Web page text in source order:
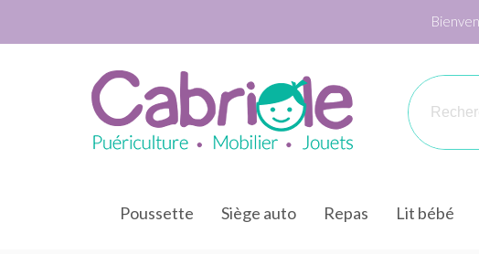
Poussette Siège auto Repas Lit bébé